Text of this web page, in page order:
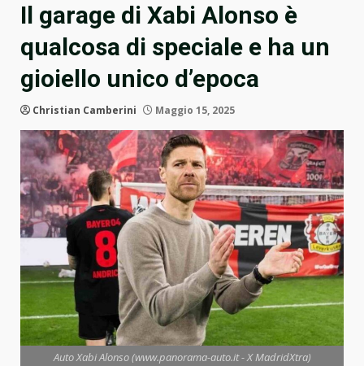
Il garage di Xabi Alonso è
qualcosa di speciale e ha un
gioiello unico d’epoca
Christian Camberini Maggio 15, 2025
Auto Xabi Alonso (www.panorama-auto.it - X MadridXtra)